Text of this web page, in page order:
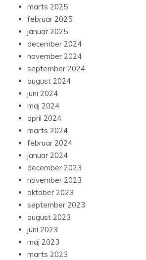
marts 2025
februar 2025
januar 2025
december 2024
november 2024
september 2024
august 2024
juni 2024
maj 2024
april 2024
marts 2024
februar 2024
januar 2024
december 2023
november 2023
oktober 2023
september 2023
august 2023
juni 2023
maj 2023
marts 2023